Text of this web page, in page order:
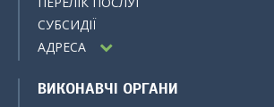
СУБСИДІЇ
АДРЕСА
ВИКОНАВЧІ ОРГАНИ